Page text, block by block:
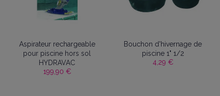
Aspirateur rechargeable
pour piscine hors sol
HYDRAVAC
199,90 €
Bouchon d'hivernage de
piscine 1" 1/2
4,29 €